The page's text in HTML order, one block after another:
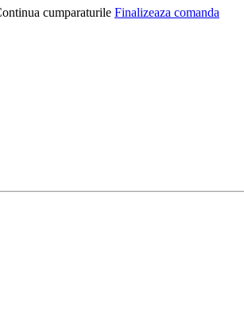
cumparaturile Finalizeaza comanda